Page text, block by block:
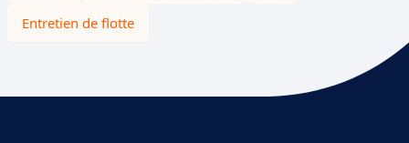
Entretien de flotte